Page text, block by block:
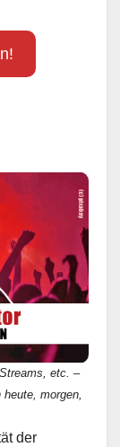
etc. –
morgen,
der